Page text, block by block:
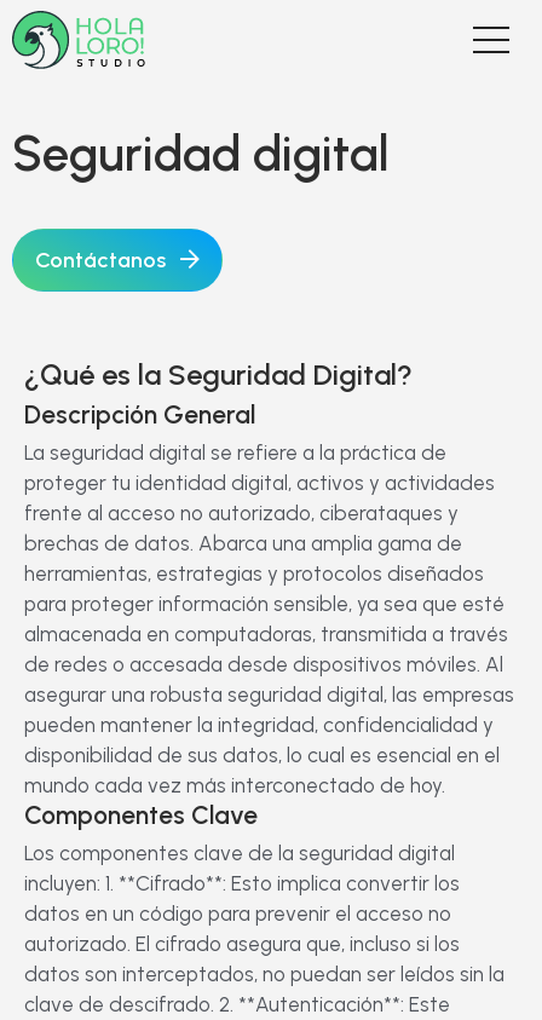
Seguridad digital
Contáctanos
¿Qué es la Seguridad Digital?
Descripción General
La seguridad digital se refiere a la práctica de
proteger tu identidad digital, activos y actividades
frente al acceso no autorizado, ciberataques y
brechas de datos. Abarca una amplia gama de
herramientas, estrategias y protocolos diseñados
para proteger información sensible, ya sea que esté
almacenada en computadoras, transmitida a través
de redes o accesada desde dispositivos móviles. Al
asegurar una robusta seguridad digital, las empresas
pueden mantener la integridad, confidencialidad y
disponibilidad de sus datos, lo cual es esencial en el
mundo cada vez más interconectado de hoy.
Componentes Clave
Los componentes clave de la seguridad digital
incluyen: 1. **Cifrado**: Esto implica convertir los
datos en un código para prevenir el acceso no
autorizado. El cifrado asegura que, incluso si los
datos son interceptados, no puedan ser leídos sin la
clave de descifrado. 2. **Autenticación**: Este